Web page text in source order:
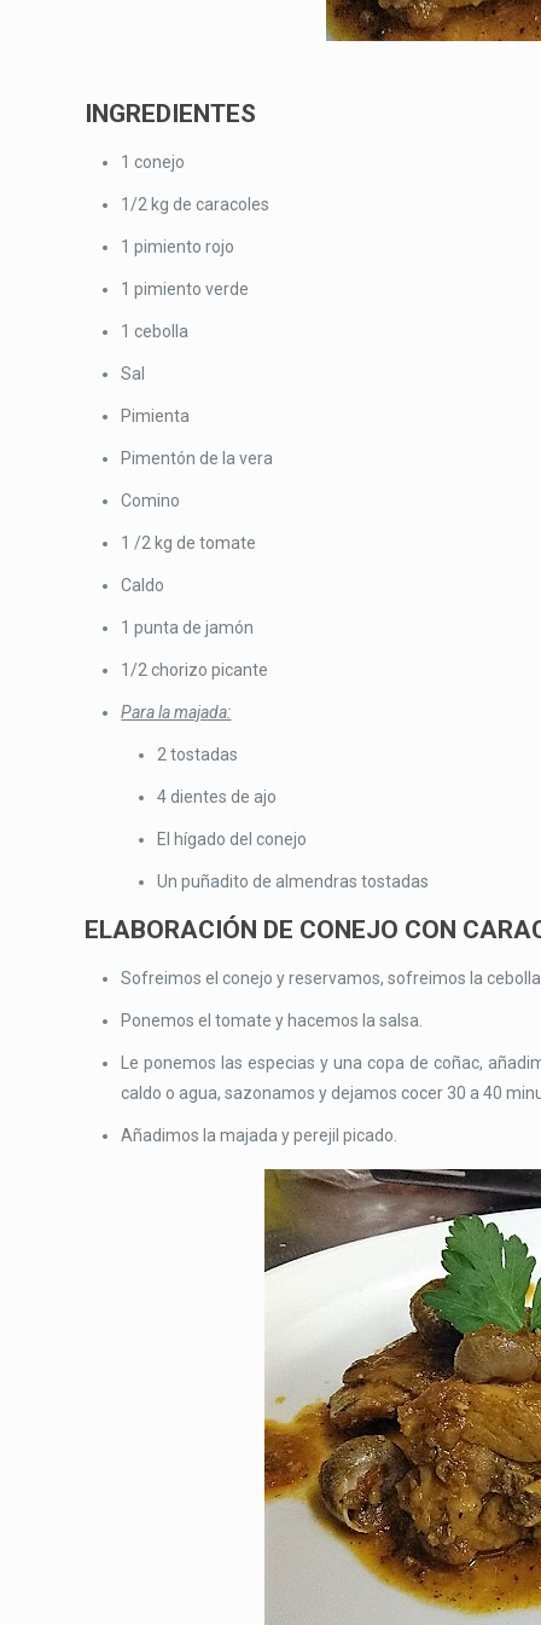
INGREDIENTES
1 conejo
1/2 kg de caracoles
1 pimiento rojo
1 pimiento verde
1 cebolla
Sal
Pimienta
Pimentón de la vera
Comino
1 /2 kg de tomate
Caldo
1 punta de jamón
1/2 chorizo picante
Para la majada:
2 tostadas
4 dientes de ajo
El hígado del conejo
Un puñadito de almendras tostadas
ELABORACIÓN DE CONEJO CON
Sofreimos el conejo y reservamos, sofreimos la
Ponemos el tomate y hacemos la salsa.
Le ponemos las especias y una copa de coñac,
caldo o agua, sazonamos y dejamos cocer 30 a 40
Añadimos la majada y perejil picado.